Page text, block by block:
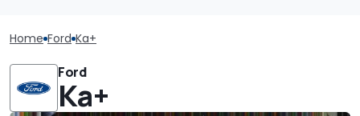
Home Ford Ka+
Ford
Ka+